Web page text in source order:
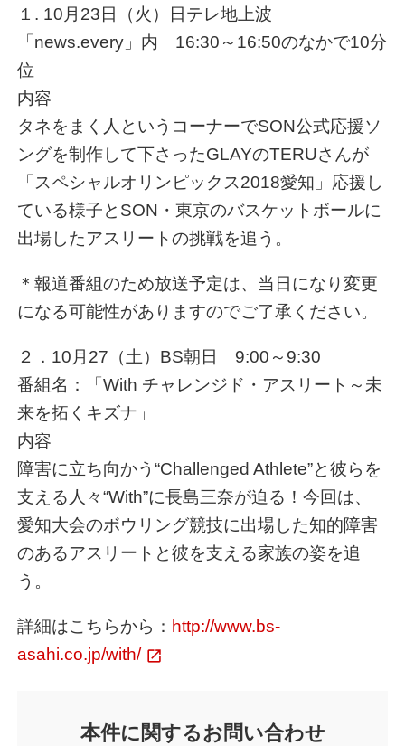
１. 10月23日（火）日テレ地上波
「news.every」内 16:30～16:50のなかで10分
位
内容
タネをまく人というコーナーでSON公式応援ソ
ングを制作して下さったGLAYのTERUさんが
「スペシャルオリンピックス2018愛知」応援し
ている様子とSON・東京のバスケットボールに
出場したアスリートの挑戦を追う。
＊報道番組のため放送予定は、当日になり変更
になる可能性がありますのでご了承ください。
２．10月27（土）BS朝日 9:00～9:30
番組名：「With チャレンジド・アスリート～未
来を拓くキズナ」
内容
障害に立ち向かう“Challenged Athlete”と彼らを
支える人々“With”に長島三奈が迫る！今回は、
愛知大会のボウリング競技に出場した知的障害
のあるアスリートと彼を支える家族の姿を追
う。
詳細はこちらから： http://www.bs-
asahi.co.jp/with/
本件に関するお問い合わせ